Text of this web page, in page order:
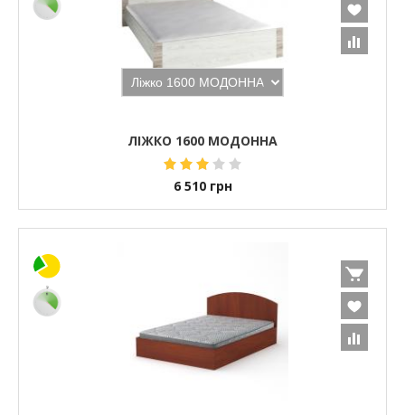
ЛІЖКО 1600 МОДОННА
6 510 грн